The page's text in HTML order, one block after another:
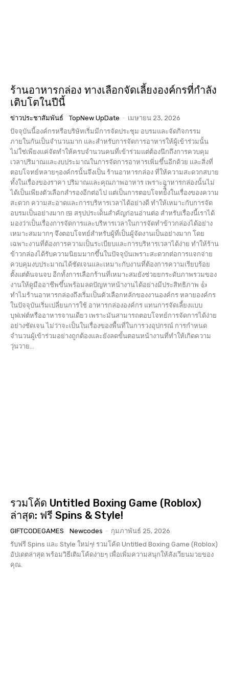
ร้านอาหารกล่อง ทางเลือกจัดเลี้ยงองค์กรที่กำลัง
เติบโตในปีนี้
ข่าวประชาสัมพันธ์ TopNew UpDate - เมษายน 23, 2026
ปัจจุบันนี้องค์กรหรือบริษัทเริ่มมีการจัดประชุม อบรมและจัดกิจกรรม
ภายในกันเป็นจำนวนมาก และสำหรับการจัดการอาหารให้ผู้เข้าร่วมนั้น
ไม่ใช่เพียงแค่จัดทำให้ครบจำนวนคนที่เข้าร่วมแต่ต้องนึกถึงการควบคุม
เวลาปริมาณและงบประมาณในการจัดการอาหารเพิ่มขึ้นอีกด้วย และสิ่งที่
ตอบโจทย์หลายๆองค์กรนั้นจึงเป็น ร้านอาหารกล่อง ที่ให้ความสะดวกสบาย
ทั้งในเรื่องของราคา ปริมาณและคุณภาพอาหาร เพราะอาหารกล่องนั้นไม่
ได้เป็นเพียงตัวเลือกสำรองอีกต่อไป แต่เป็นการตอบโจทย์ืั้งในเรื่องของความ
สะดวก ความสะอาดและการบริหารเวลาได้อย่างดี ทำให้เหมาะกับการจัด
อบรมเป็นอย่างมาก 🍱 สรุปประเด็นสำคัญก่อนอ่านต่อ สำหรับเรื่องนี้เราได้
มองว่าเป็นเรื่องการจัดการและบริหารเวลาในการจัดทำข้าวกล่องได้อย่าง
เหมาะสมมากๆ จึงตอบโจทย์สำหรับผู้ที่เป็นผู้จัดงานเป็นอย่างมาก โดย
เฉพาะงานที่ต้องการความเป็นระเบียบและการบริหารเวลาได้ง่าย ทำให้ร้าน
ข้าวกล่องได้รับความนิยมมากขึ้นในปัจจุบันเพราะสะดวกต่อการแจกจ่าย
ควบคุมงบประมาณได้ชัดเจนและเหมาะกับงานที่ต้องการความเรียบร้อย
ตั้งแต่ต้นจนจบ อีกทั้งการเลือกร้านที่เหมาะสมยังช่วยยกระดับภาพรวมของ
งานให้ดูมืออาชีพขึ้นพร้อมลดปัญหาหน้างานได้อย่างมีประสิทธิภาพ 👍
ทำไมร้านอาหารกล่องถึงเริ่มเป็นตัวเลือกหลักของงานองค์กร หลายองค์กร
ในปัจจุบันเริ่มเปลี่ยนการใช้ อาหารกล่ององค์กร แทนการจัดเลี้ยงแบบ
บุฟเฟต์หรืออาหารจานเดียว เพราะมันสามารถตอบโจทย์การจัดการได้ง่าย
อย่างชัดเจน ไม่ว่าจะเป็นในเรื่องของพื้นที่ในการวงอุปกรณ์ การกำหนด
จำนวนผู้เข้าร่วมอย่างถูกต้องและยังลดขั้นตอนหน้างานที่ทำให้เกิดความ
วุ่นวาย...
รวมโค้ด Untitled Boxing Game (Roblox)
ล่าสุด: ฟรี Spins & Style!
GIFTCODEGAMES Newcodes - กุมภาพันธ์ 25, 2026
รับฟรี Spins และ Style ใหม่ๆ! รวมโค้ด Untitled Boxing Game (Roblox)
อัปเดตล่าสุด พร้อมวิธีเติมโค้ดง่ายๆ เพื่อเพิ่มความสนุกให้สังเวียนมวยของ
คุณ.